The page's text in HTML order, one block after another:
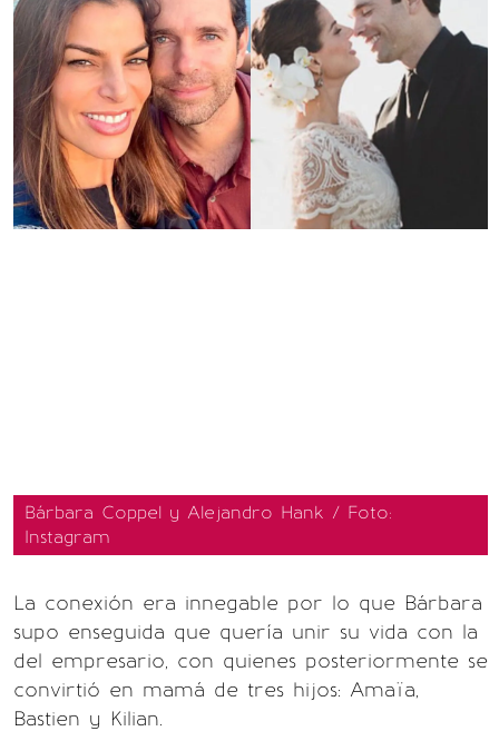
Bárbara Coppel y Alejandro Hank / Foto:
Instagram
La conexión era innegable por lo que Bárbara
supo enseguida que quería unir su vida con la
del empresario, con quienes posteriormente se
convirtió en mamá de tres hijos: Amaïa,
Bastien y Kilian.